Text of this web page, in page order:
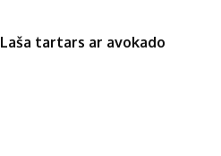
Laša tartars ar avokado